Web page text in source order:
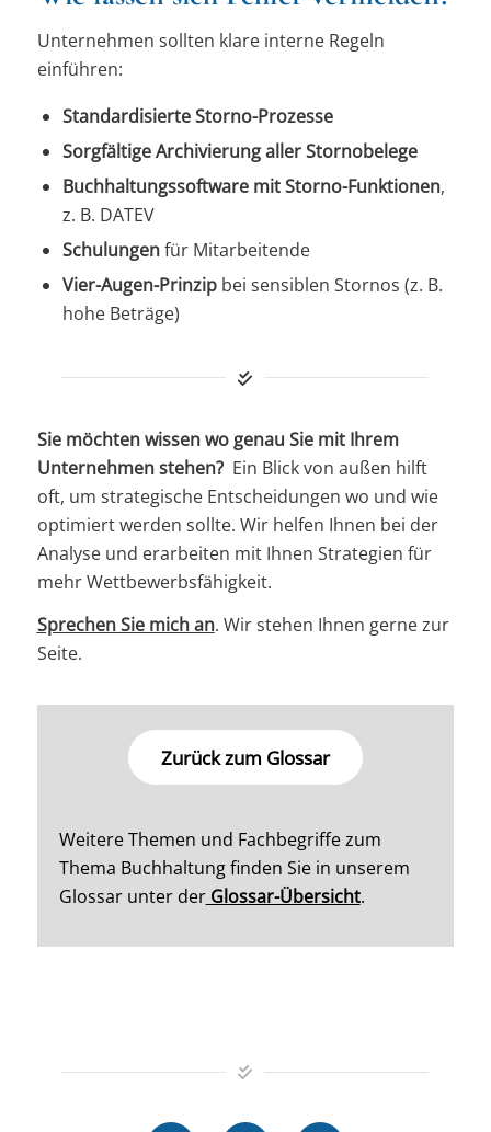
Unternehmen sollten klare interne Regeln
einführen:
Standardisierte Storno-Prozesse
Sorgfältige Archivierung aller Stornobelege
Buchhaltungssoftware mit Storno-Funktionen,
z. B. DATEV
Schulungenfür Mitarbeitende
Vier-Augen-Prinzipbei sensiblen Stornos (z. B.
hohe Beträge)
Sie möchten wissen wo genau Sie mit Ihrem
Unternehmen stehen? Ein Blick von außen hilft
oft, um strategische Entscheidungen wo und wie
optimiert werden sollte. Wir helfen Ihnen bei der
Analyse und erarbeiten mit Ihnen Strategien für
mehr Wettbewerbsfähigkeit.
Sprechen Sie mich an. Wir stehen Ihnen gerne zur
Seite.
Zurück zum Glossar
Weitere Themen und Fachbegriffe zum
Thema Buchhaltung finden Sie in unserem
Glossar unter derGlossar-Übersicht.